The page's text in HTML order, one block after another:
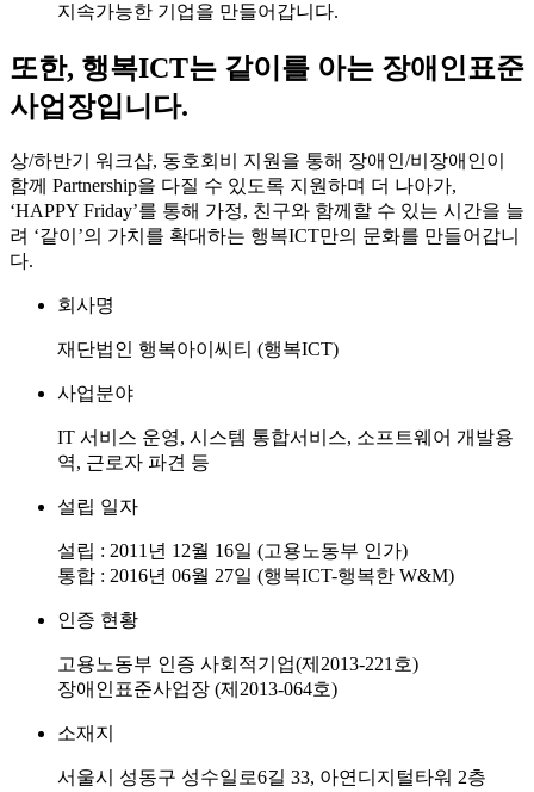
지속가능한 기업을 만들어갑니다.
또한, 행복ICT는 같이 를 아는 장애인표준
사업장입니다.
상/하반기 워크샵, 동호회비 지원을 통해 장애인/비장애인이
함께 Partnership을 다질 수 있도록 지원하며 더 나아가,
‘HAPPY Friday’를 통해 가정, 친구와 함께할 수 있는 시간을 늘
려 ‘같이’의 가치를 확대하는 행복ICT만의 문화를 만들어갑니
다.
회사명
재단법인 행복아이씨티 (행복ICT)
사업분야
IT 서비스 운영, 시스템 통합서비스, 소프트웨어 개발용
역, 근로자 파견 등
설립 일자
설립 : 2011년 12월 16일 (고용노동부 인가)
통합 : 2016년 06월 27일 (행복ICT-행복한 W&M)
인증 현황
고용노동부 인증 사회적기업(제2013-221호)
장애인표준사업장 (제2013-064호)
소재지
서울시 성동구 성수일로6길 33, 아연디지털타워 2층